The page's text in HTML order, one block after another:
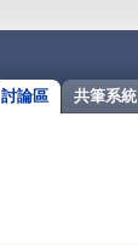
共筆系統
討論區